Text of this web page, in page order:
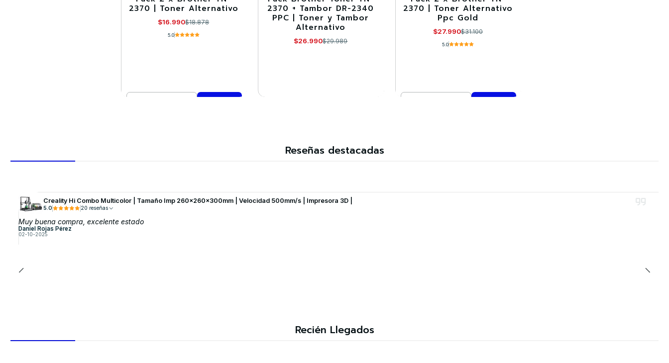
2370 | Toner Alternativo
$16.990$18.878
5.0
Agotado
2370 + Tambor DR-2340
PPC | Toner y Tambor
Alternativo
$26.990$29.989
2370 | Toner Alternativo
Ppc Gold
$27.990$31.100
5.0
Reseñas destacadas
Creality Hi Combo Multicolor | Tamaño Imp 260x260x300mm | Velocidad 500mm/s | Impresora 3D |
5.0 20 reseñas
Muy buena compra, excelente estado
Daniel Rojas Pérez
02-10-2025
Recién Llegados